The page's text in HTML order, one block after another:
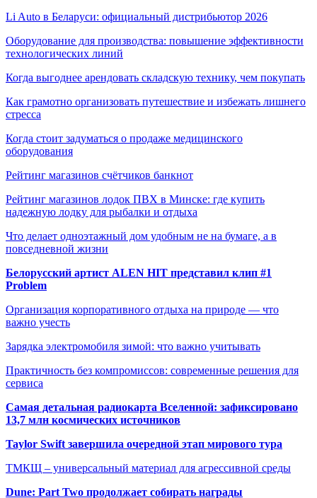
Li Auto в Беларуси: официальный дистрибьютор 2026
Оборудование для производства: повышение эффективности
технологических линий
Когда выгоднее арендовать складскую технику, чем покупать
Как грамотно организовать путешествие и избежать лишнего
стресса
Когда стоит задуматься о продаже медицинского
оборудования
Рейтинг магазинов счётчиков банкнот
Рейтинг магазинов лодок ПВХ в Минске: где купить
надежную лодку для рыбалки и отдыха
Что делает одноэтажный дом удобным не на бумаге, а в
повседневной жизни
Белорусский артист ALEN HIT представил клип #1
Problem
Организация корпоративного отдыха на природе — что
важно учесть
Зарядка электромобиля зимой: что важно учитывать
Практичность без компромиссов: современные решения для
сервиса
Самая детальная радиокарта Вселенной: зафиксировано
13,7 млн космических источников
Taylor Swift завершила очередной этап мирового тура
ТМКЩ – универсальный материал для агрессивной среды
Dune: Part Two продолжает собирать награды